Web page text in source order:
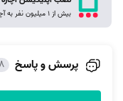
ارائه می‌شود؟
را تحت پوشش قرار داده
بیش از 1 میلیون نفر به آچاره اعتماد کرده‌اند
پرسش و پاسخ